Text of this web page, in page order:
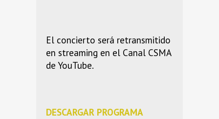
El concierto será retransmitido
en streaming en el Canal CSMA
de YouTube.
DESCARGAR PROGRAMA